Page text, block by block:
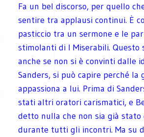
Fa un bel discorso, per quello
sentire tra applausi continui. È
pasticcio tra un sermone e le
stimolanti di I Miserabili. Questo
anche se non si è convinti dalle
Sanders, si può capire perché la
appassiona a lui. Prima di
stati altri oratori carismatici, e
detto nulla che non sia già stato
durante tutti gli incontri. Ma su